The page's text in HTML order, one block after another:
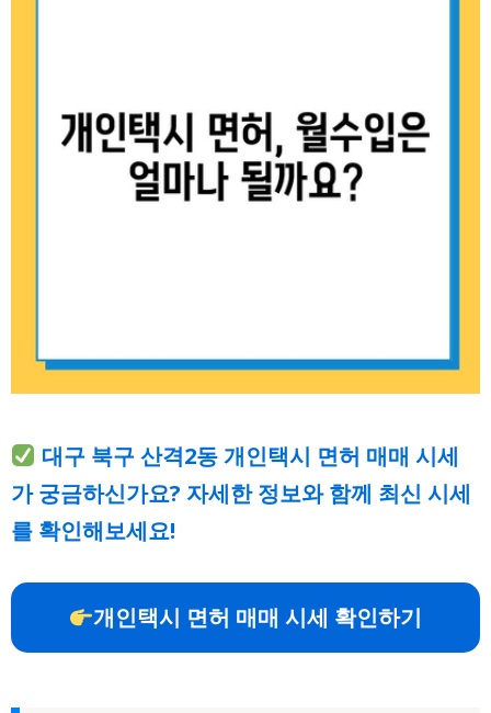
대구 북구 산격2동 개인택시 면허 매매 시세
가 궁금하신가요? 자세한 정보와 함께 최신 시세
를 확인해보세요!
개인택시 면허 매매 시세 확인하기